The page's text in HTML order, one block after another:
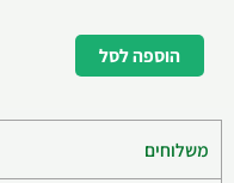
הוספה לסל
משלוחים